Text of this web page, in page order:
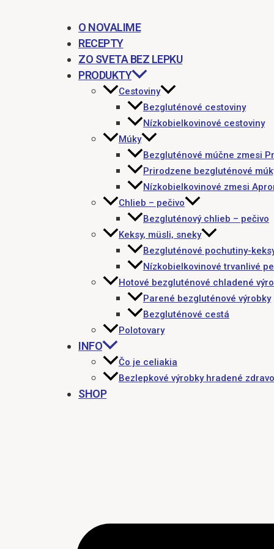
O NOVALIME
RECEPTY
ZO SVETA BEZ LEPKU
PRODUKTY
Cestoviny
Bezgluténové cestoviny
Nízkobielkovinové cestoviny
Múky
Bezgluténové múčne zmesi
Prirodzene bezgluténové
Nízkobielkovinové zmesi
Chlieb – pečivo
Bezgluténový chlieb – pečivo
Keksy, müsli, sneky
Bezgluténové pochutiny-
Nízkobielkovinové trvanlivé
Hotové bezgluténové chladené
Parené bezgluténové výrobky
Bezgluténové cestá
Polotovary
INFO
Čo je celiakia
Bezlepkové výrobky hradené
SHOP